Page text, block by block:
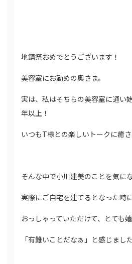
地鎮祭おめでとうございます！
美容室にお勤めの奥さま。
実は、私はそちらの美容室に通い
年以上！
いつもT様との楽しいトークに癒
そんな中で小川建美のことを気に
実際にご自宅を建てるとなった時
おっしゃっていただけて、とても
「有難いことだなぁ」と感じました